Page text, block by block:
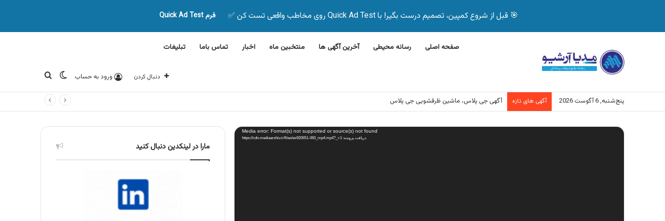
🎯 قبل از شروع کمپین، تصمیم درست بگیر! با Quick Ad Test روی مخاطب واقعی تست کن ✅ فرم Quick Ad Test
صفحه اصلی رسانه محیطی آخرین آگهی ها منتخبین ماه اخبار تماس باما تبلیغات
دنبال کردن ورود به حساب تغییر پوسته
جستجو برای
پنج‌شنبه, 6 آگوست 2026 آگهی های تازه آگهی جی پلاس، ماشین ظرفشویی جی پلاس
نمایشگر
ویدیو Media error: Format(s) not supported or source(s) not found
دریافت پرونده: https://cdn.mediaarshiv.ir/files/es920651-060_mp4.mp4?_=1
مارا در لینکدین دنبال کنید